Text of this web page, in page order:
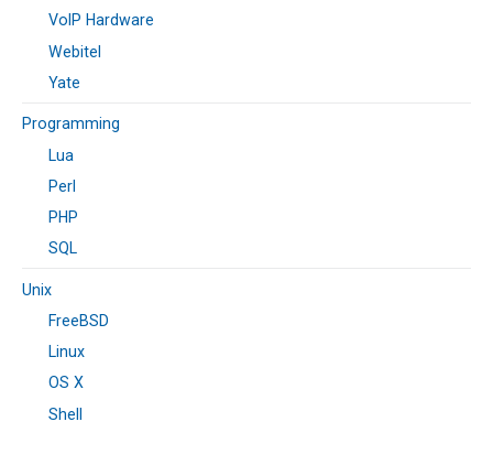
VoIP Hardware
Webitel
Yate
Programming
Lua
Perl
PHP
SQL
Unix
FreeBSD
Linux
OS X
Shell